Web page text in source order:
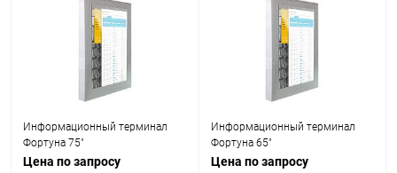
Информационный терминал
Фортуна 75"
Цена по запросу
Информационный терминал
Фортуна 65"
Цена по запросу